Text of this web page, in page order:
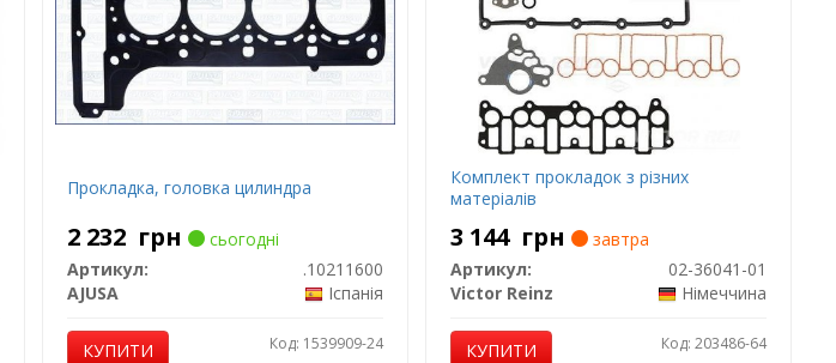
Прокладка, головка цилиндра
2 232 грн
сьогодні
Артикул:
.10211600
AJUSA
Іспанія
КУПИТИ Код: 1539909-24
Комплект прокладок з різних
матеріалів
3 144 грн
завтра
Артикул:
02-36041-01
Victor Reinz
Німеччина
КУПИТИ Код: 203486-64